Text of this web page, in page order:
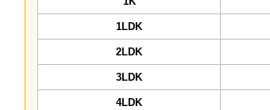
1LDK
2LDK
3LDK
4LDK